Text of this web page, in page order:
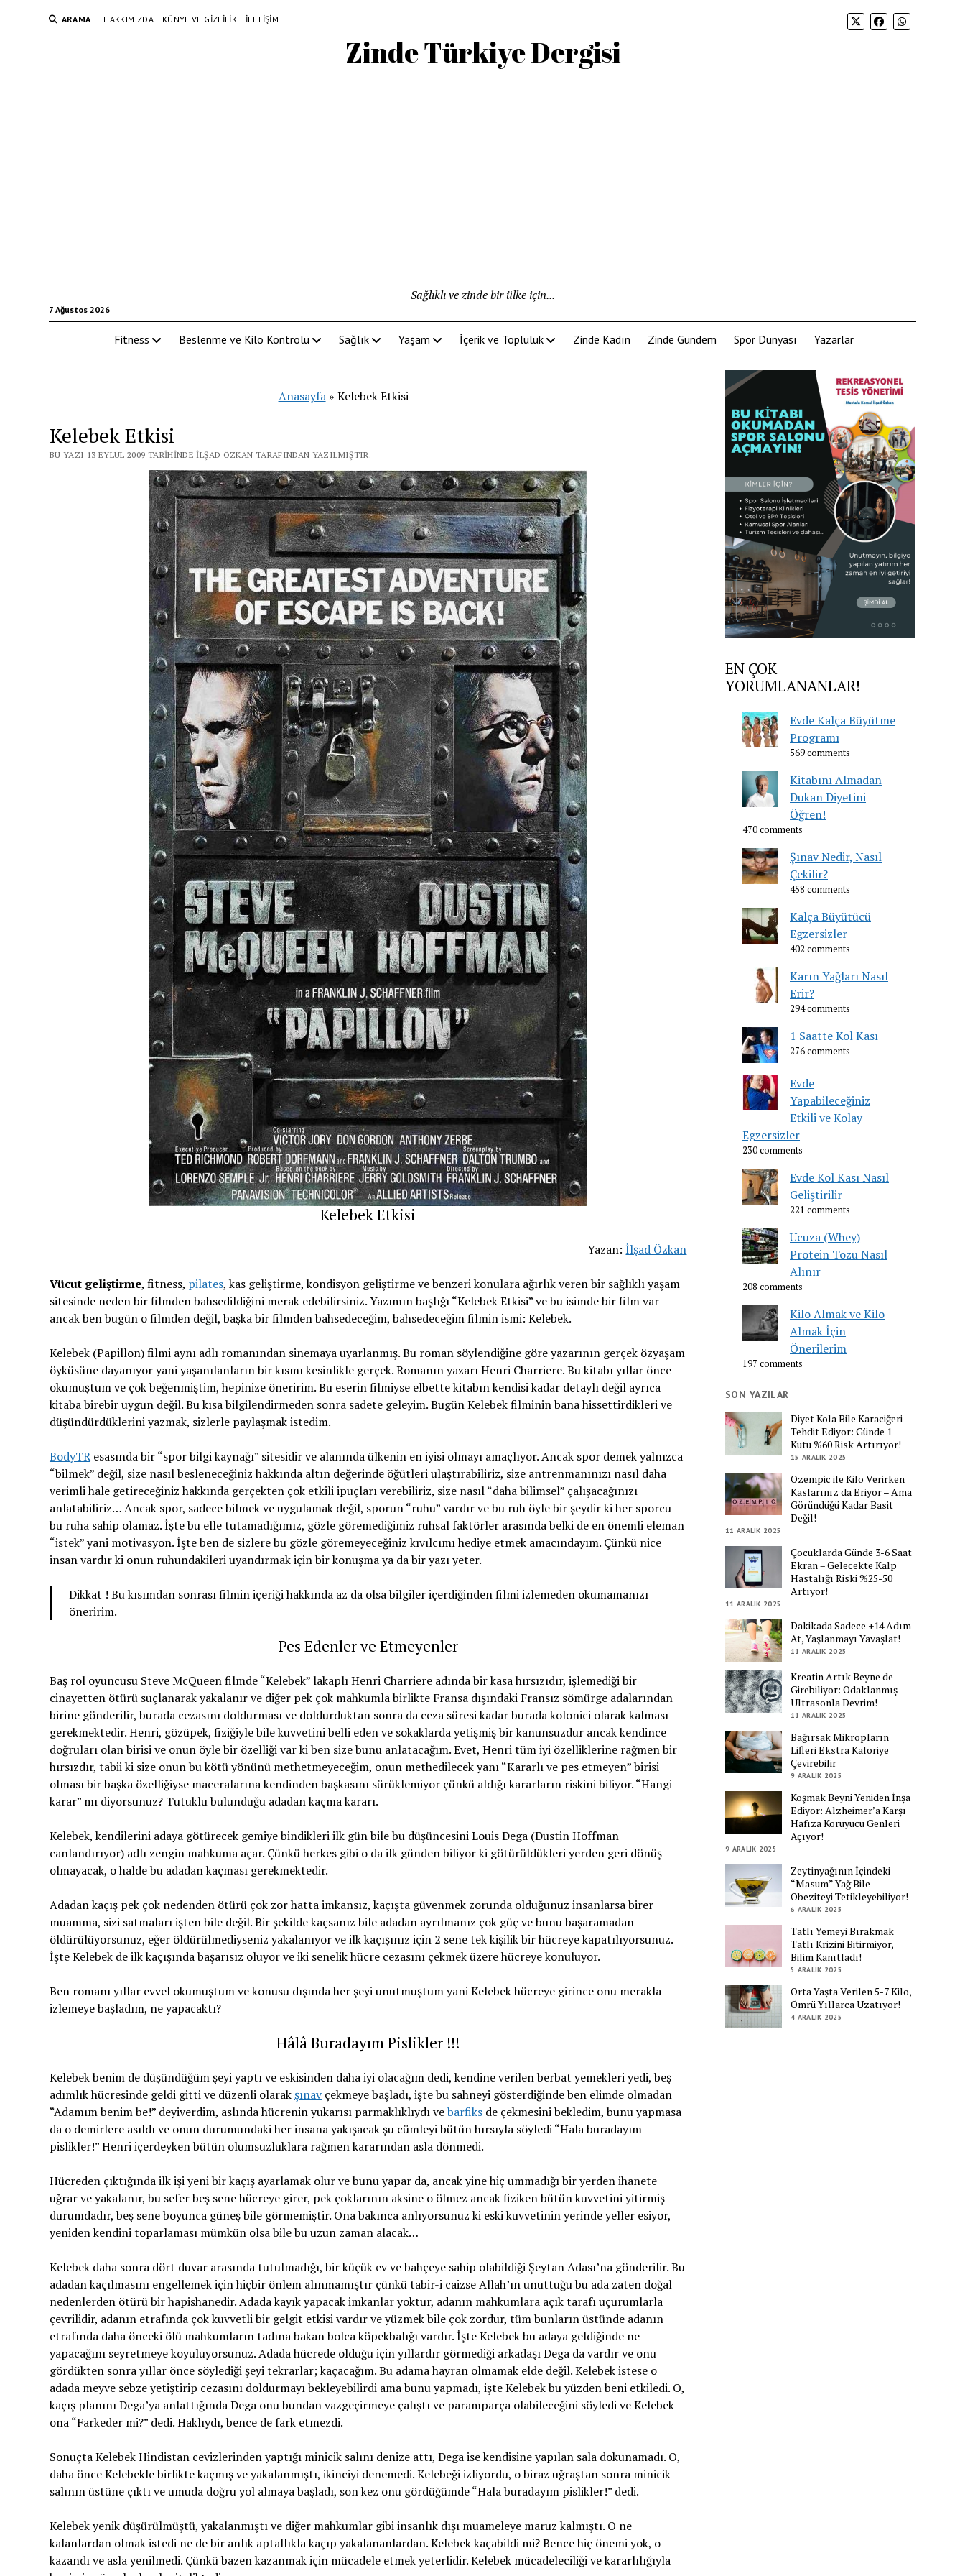
ARAMA HAKKIMIZDA KÜNYE VE GIZLILIK İLETIŞIM
Zinde Türkiye Dergisi
7 Ağustos 2026
Sağlıklı ve zinde bir ülke için...
Fitness Beslenme ve Kilo Kontrolü Sağlık Yaşam İçerik ve Topluluk Zinde Kadın Zinde Gündem Spor Dünyası Yazarlar
Anasayfa» Kelebek Etkisi
Kelebek Etkisi
BU YAZI 13 EYLÜL 2009 TARIHINDE İLŞAD ÖZKAN TARAFINDAN YAZILMIŞTIR.
Kelebek Etkisi
Yazan:İlşad Özkan
Vücut geliştirme, fitness, pilates, kas geliştirme, kondisyon geliştirme ve benzeri konulara ağırlık veren bir sağlıklı yaşam
sitesinde neden bir filmden bahsedildiğini merak edebilirsiniz. Yazımın başlığı “Kelebek Etkisi” ve bu isimde bir film var
ancak ben bugün o filmden değil, başka bir filmden bahsedeceğim, bahsedeceğim filmin ismi: Kelebek.
Kelebek (Papillon) filmi aynı adlı romanından sinemaya uyarlanmış. Bu roman söylendiğine göre yazarının gerçek özyaşam
öyküsüne dayanıyor yani yaşanılanların bir kısmı kesinlikle gerçek. Romanın yazarı Henri Charriere. Bu kitabı yıllar önce
okumuştum ve çok beğenmiştim, hepinize öneririm. Bu eserin filmiyse elbette kitabın kendisi kadar detaylı değil ayrıca
kitaba birebir uygun değil. Bu kısa bilgilendirmeden sonra sadete geleyim. Bugün Kelebek filminin bana hissettirdikleri ve
düşündürdüklerini yazmak, sizlerle paylaşmak istedim.
BodyTResasında bir “spor bilgi kaynağı” sitesidir ve alanında ülkenin en iyisi olmayı amaçlıyor. Ancak spor demek yalnızca
“bilmek” değil, size nasıl besleneceğiniz hakkında altın değerinde öğütleri ulaştırabiliriz, size antrenmanınızı nasıl daha
verimli hale getireceğiniz hakkında gerçekten çok etkili ipuçları verebiliriz, size nasıl “daha bilimsel” çalışacağınızı
anlatabiliriz… Ancak spor, sadece bilmek ve uygulamak değil, sporun “ruhu” vardır ve bu ruh öyle bir şeydir ki her sporcu
bu ruha sahip olamaz. İşte bu elle tutamadığımız, gözle göremediğimiz ruhsal faktörler arasında belki de en önemli eleman
“istek” yani motivasyon. İşte ben de sizlere bu gözle göremeyeceğiniz kıvılcımı hediye etmek amacındayım. Çünkü nice
insan vardır ki onun ruhundakileri uyandırmak için bir konuşma ya da bir yazı yeter.
Dikkat ! Bu kısımdan sonrası filmin içeriği hakkında az da olsa bilgiler içerdiğinden filmi izlemeden okumamanızı
öneririm.
Pes Edenler ve Etmeyenler
Baş rol oyuncusu Steve McQueen filmde “Kelebek” lakaplı Henri Charriere adında bir kasa hırsızıdır, işlemediği bir
cinayetten ötürü suçlanarak yakalanır ve diğer pek çok mahkumla birlikte Fransa dışındaki Fransız sömürge adalarından
birine gönderilir, burada cezasını doldurması ve doldurduktan sonra da ceza süresi kadar burada kolonici olarak kalması
gerekmektedir. Henri, gözüpek, fiziğiyle bile kuvvetini belli eden ve sokaklarda yetişmiş bir kanunsuzdur ancak kendince
doğruları olan birisi ve onun öyle bir özelliği var ki ben size bunu anlatacağım. Evet, Henri tüm iyi özelliklerine rağmen bir
hırsızdır, tabii ki size onun bu kötü yönünü methetmeyeceğim, onun methedilecek yanı “Kararlı ve pes etmeyen” birisi
olması bir başka özelliğiyse maceralarına kendinden başkasını sürüklemiyor çünkü aldığı kararların riskini biliyor. “Hangi
karar” mı diyorsunuz? Tutuklu bulunduğu adadan kaçma kararı.
Kelebek, kendilerini adaya götürecek gemiye bindikleri ilk gün bile bu düşüncesini Louis Dega (Dustin Hoffman
canlandırıyor) adlı zengin mahkuma açar. Çünkü herkes gibi o da ilk günden biliyor ki götürüldükleri yerden geri dönüş
olmayacak, o halde bu adadan kaçması gerekmektedir.
Adadan kaçış pek çok nedenden ötürü çok zor hatta imkansız, kaçışta güvenmek zorunda olduğunuz insanlarsa birer
muamma, sizi satmaları işten bile değil. Bir şekilde kaçsanız bile adadan ayrılmanız çok güç ve bunu başaramadan
öldürülüyorsunuz, eğer öldürülmediyseniz yakalanıyor ve ilk kaçışınız için 2 sene tek kişilik bir hücreye kapatılıyorsunuz.
İşte Kelebek de ilk kaçışında başarısız oluyor ve iki senelik hücre cezasını çekmek üzere hücreye konuluyor.
Ben romanı yıllar evvel okumuştum ve konusu dışında her şeyi unutmuştum yani Kelebek hücreye girince onu merakla
izlemeye başladım, ne yapacaktı?
Hâlâ Buradayım Pislikler !!!
Kelebek benim de düşündüğüm şeyi yaptı ve eskisinden daha iyi olacağım dedi, kendine verilen berbat yemekleri yedi, beş
adımlık hücresinde geldi gitti ve düzenli olarakşınavçekmeye başladı, işte bu sahneyi gösterdiğinde ben elimde olmadan
“Adamım benim be!” deyiverdim, aslında hücrenin yukarısı parmaklıklıydı vebarfiksde çekmesini bekledim, bunu yapmasa
da o demirlere asıldı ve onun durumundaki her insana yakışacak şu cümleyi bütün hırsıyla söyledi “Hala buradayım
pislikler!” Henri içerdeyken bütün olumsuzluklara rağmen kararından asla dönmedi.
Hücreden çıktığında ilk işi yeni bir kaçış ayarlamak olur ve bunu yapar da, ancak yine hiç ummadığı bir yerden ihanete
uğrar ve yakalanır, bu sefer beş sene hücreye girer, pek çoklarının aksine o ölmez ancak fiziken bütün kuvvetini yitirmiş
durumdadır, beş sene boyunca güneş bile görmemiştir. Ona bakınca anlıyorsunuz ki eski kuvvetinin yerinde yeller esiyor,
yeniden kendini toparlaması mümkün olsa bile bu uzun zaman alacak…
Kelebek daha sonra dört duvar arasında tutulmadığı, bir küçük ev ve bahçeye sahip olabildiği Şeytan Adası’na gönderilir. Bu
adadan kaçılmasını engellemek için hiçbir önlem alınmamıştır çünkü tabir-i caizse Allah’ın unuttuğu bu ada zaten doğal
nedenlerden ötürü bir hapishanedir. Adada kayık yapacak imkanlar yoktur, adanın mahkumlara açık tarafı uçurumlarla
çevrilidir, adanın etrafında çok kuvvetli bir gelgit etkisi vardır ve yüzmek bile çok zordur, tüm bunların üstünde adanın
etrafında daha önceki ölü mahkumların tadına bakan bolca köpekbalığı vardır. İşte Kelebek bu adaya geldiğinde ne
yapacağını seyretmeye koyuluyorsunuz. Adada hücrede olduğu için yıllardır görmediği arkadaşı Dega da vardır ve onu
gördükten sonra yıllar önce söylediği şeyi tekrarlar; kaçacağım. Bu adama hayran olmamak elde değil. Kelebek istese o
adada meyve sebze yetiştirip cezasını doldurmayı bekleyebilirdi ama bunu yapmadı, işte Kelebek bu yüzden beni etkiledi. O,
kaçış planını Dega’ya anlattığında Dega onu bundan vazgeçirmeye çalıştı ve paramparça olabileceğini söyledi ve Kelebek
ona “Farkeder mi?” dedi. Haklıydı, bence de fark etmezdi.
Sonuçta Kelebek Hindistan cevizlerinden yaptığı minicik salını denize attı, Dega ise kendisine yapılan sala dokunamadı. O,
daha önce Kelebekle birlikte kaçmış ve yakalanmıştı, ikinciyi denemedi. Kelebeği izliyordu, o biraz uğraştan sonra minicik
salının üstüne çıktı ve umuda doğru yol almaya başladı, son kez onu gördüğümde “Hala buradayım pislikler!” dedi.
Kelebek yenik düşürülmüştü, yakalanmıştı ve diğer mahkumlar gibi insanlık dışı muameleye maruz kalmıştı. O ne
kalanlardan olmak istedi ne de bir anlık aptallıkla kaçıp yakalananlardan. Kelebek kaçabildi mi? Bence hiç önemi yok, o
kazandı ve asla yenilmedi. Çünkü bazen kazanmak için mücadele etmek yeterlidir. Kelebek mücadeleciliği ve kararlılığıyla
EN ÇOK
YORUMLANANLAR!
Evde Kalça Büyütme
Programı
569 comments
Kitabını Almadan
Dukan Diyetini
Öğren!
470 comments
Şınav Nedir, Nasıl
Çekilir?
458 comments
Kalça Büyütücü
Egzersizler
402 comments
Karın Yağları Nasıl
Erir?
294 comments
1 Saatte Kol Kası
276 comments
Evde
Yapabileceğiniz
Etkili ve Kolay
Egzersizler
230 comments
Evde Kol Kası Nasıl
Geliştirilir
221 comments
Ucuza (Whey)
Protein Tozu Nasıl
Alınır
208 comments
Kilo Almak ve Kilo
Almak İçin
Önerilerim
197 comments
SON YAZILAR
Diyet Kola Bile Karaciğeri
Tehdit Ediyor: Günde 1
Kutu %60 Risk Artırıyor!
15 ARALIK 2025
Ozempic ile Kilo Verirken
Kaslarınız da Eriyor – Ama
Göründüğü Kadar Basit
Değil!
11 ARALIK 2025
Çocuklarda Günde 3-6 Saat
Ekran = Gelecekte Kalp
Hastalığı Riski %25-50
Artıyor!
11 ARALIK 2025
Dakikada Sadece +14 Adım
At, Yaşlanmayı Yavaşlat!
11 ARALIK 2025
Kreatin Artık Beyne de
Girebiliyor: Odaklanmış
Ultrasonla Devrim!
11 ARALIK 2025
Bağırsak Mikropların
Lifleri Ekstra Kaloriye
Çevirebilir
9 ARALIK 2025
Koşmak Beyni Yeniden İnşa
Ediyor: Alzheimer’a Karşı
Hafıza Koruyucu Genleri
Açıyor!
9 ARALIK 2025
Zeytinyağının İçindeki
“Masum” Yağ Bile
Obeziteyi Tetikleyebiliyor!
6 ARALIK 2025
Tatlı Yemeyi Bırakmak
Tatlı Krizini Bitirmiyor,
Bilim Kanıtladı!
5 ARALIK 2025
Orta Yaşta Verilen 5-7 Kilo,
Ömrü Yıllarca Uzatıyor!
4 ARALIK 2025